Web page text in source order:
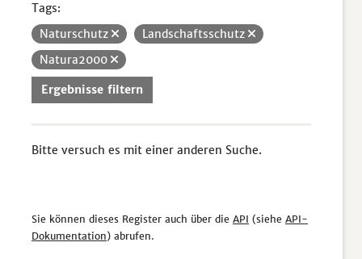
Tags:
Naturschutz
Landschaftsschutz
Natura2000
Ergebnisse filtern
Bitte versuch es mit einer anderen Suche.
Sie können dieses Register auch über die API (siehe API-
Dokumentation) abrufen.